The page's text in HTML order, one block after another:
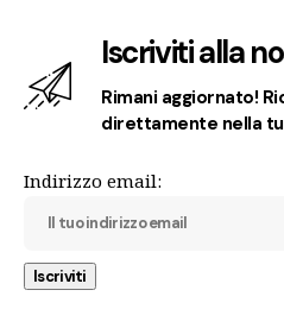
Iscriviti alla
Rimani aggiornato!
direttamente nella
Indirizzo email: